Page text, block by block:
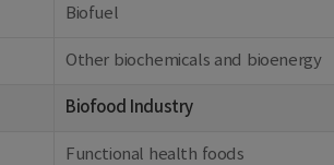
Biofuel
Other biochemicals and bioenergy
Biofood Industry
Functional health foods